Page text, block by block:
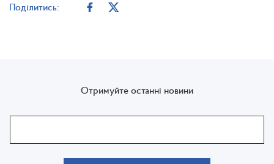
Поділитись:
Отримуйте останні новини